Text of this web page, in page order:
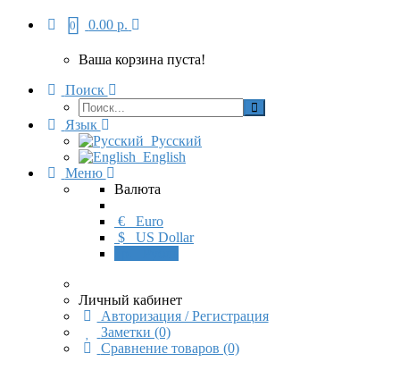
0 0.00 р.
Ваша корзина пуста!
Поиск
Язык
Русский
English
Меню
Валюта
€ Euro
$ US Dollar
Личный кабинет
Авторизация / Регистрация
Заметки (0)
Сравнение товаров (0)